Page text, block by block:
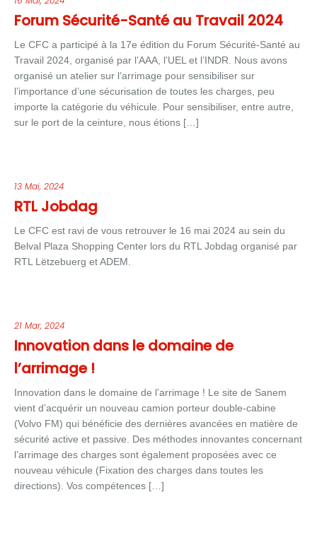
Forum Sécurité-Santé au Travail 2024
Le CFC a participé à la 17e édition du Forum Sécurité-Santé au
Travail 2024, organisé par l’AAA, l’UEL et l’INDR. Nous avons
organisé un atelier sur l’arrimage pour sensibiliser sur
l’importance d’une sécurisation de toutes les charges, peu
importe la catégorie du véhicule. Pour sensibiliser, entre autre,
sur le port de la ceinture, nous étions […]
13 Mai, 2024
RTL Jobdag
Le CFC est ravi de vous retrouver le 16 mai 2024 au sein du
Belval Plaza Shopping Center lors du RTL Jobdag organisé par
RTL Lëtzebuerg et ADEM.
21 Mar, 2024
Innovation dans le domaine de
l’arrimage !
Innovation dans le domaine de l’arrimage ! Le site de Sanem
vient d’acquérir un nouveau camion porteur double-cabine
(Volvo FM) qui bénéficie des dernières avancées en matière de
sécurité active et passive. Des méthodes innovantes concernant
l’arrimage des charges sont également proposées avec ce
nouveau véhicule (Fixation des charges dans toutes les
directions). Vos compétences […]